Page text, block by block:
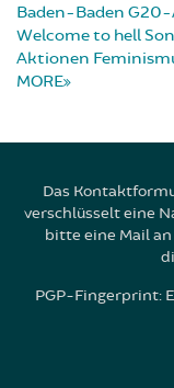
Baden-Baden
Welcome to hell
Aktionen
MORE
Das
verschlüsselt eine
bitte eine Mail
PGP-Fingerprint: